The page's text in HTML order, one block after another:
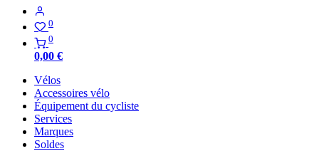
0
0
0,00 €
Vélos
Accessoires vélo
Équipement du cycliste
Services
Marques
Soldes